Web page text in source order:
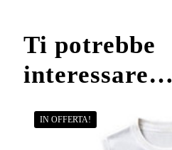
Ti potrebbe
interessare…
IN OFFERTA!